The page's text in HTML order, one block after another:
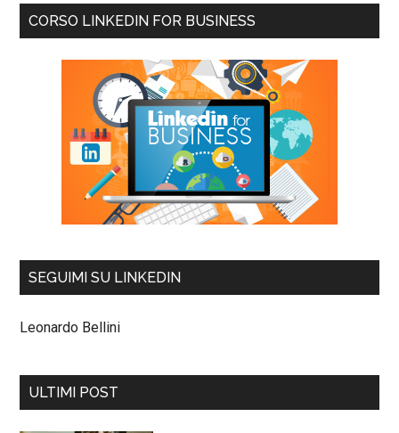
CORSO LINKEDIN FOR BUSINESS
SEGUIMI SU LINKEDIN
Leonardo Bellini
ULTIMI POST